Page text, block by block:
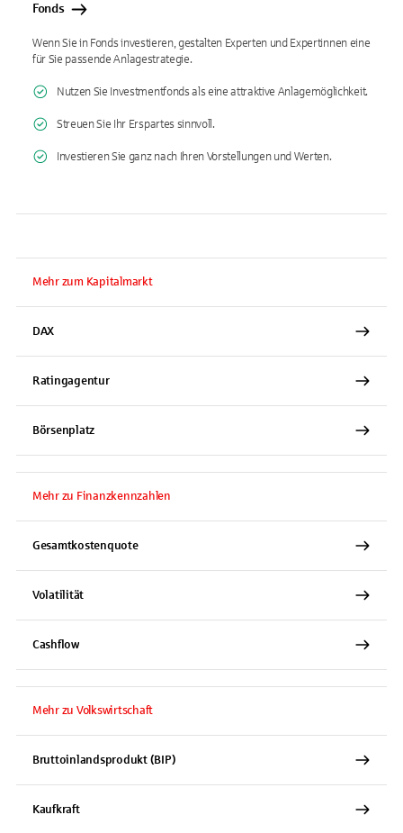
Fonds
Wenn Sie in Fonds investieren, gestalten Experten und Expertinnen eine
für Sie passende Anlagestrategie.
Nutzen Sie Investmentfonds als eine attraktive Anlagemöglichkeit.
Streuen Sie Ihr Erspartes sinnvoll.
Investieren Sie ganz nach Ihren Vorstellungen und Werten.
Mehr zum Kapitalmarkt
DAX
Ratingagentur
Börsenplatz
Mehr zu Finanzkennzahlen
Gesamtkostenquote
Volatilität
Cashflow
Mehr zu Volkswirtschaft
Bruttoinlandsprodukt (BIP)
Kaufkraft